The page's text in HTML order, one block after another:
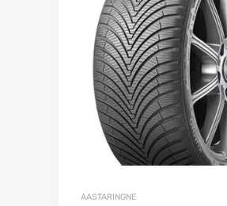
AASTARINGNE